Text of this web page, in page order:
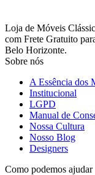
Loja de Móveis
com Frete Gratuito
Belo Horizonte.
Sobre nós
A Essência dos
Institucional
LGPD
Manual de
Nossa Cultura
Nosso Blog
Designers
Como podemos ajudar